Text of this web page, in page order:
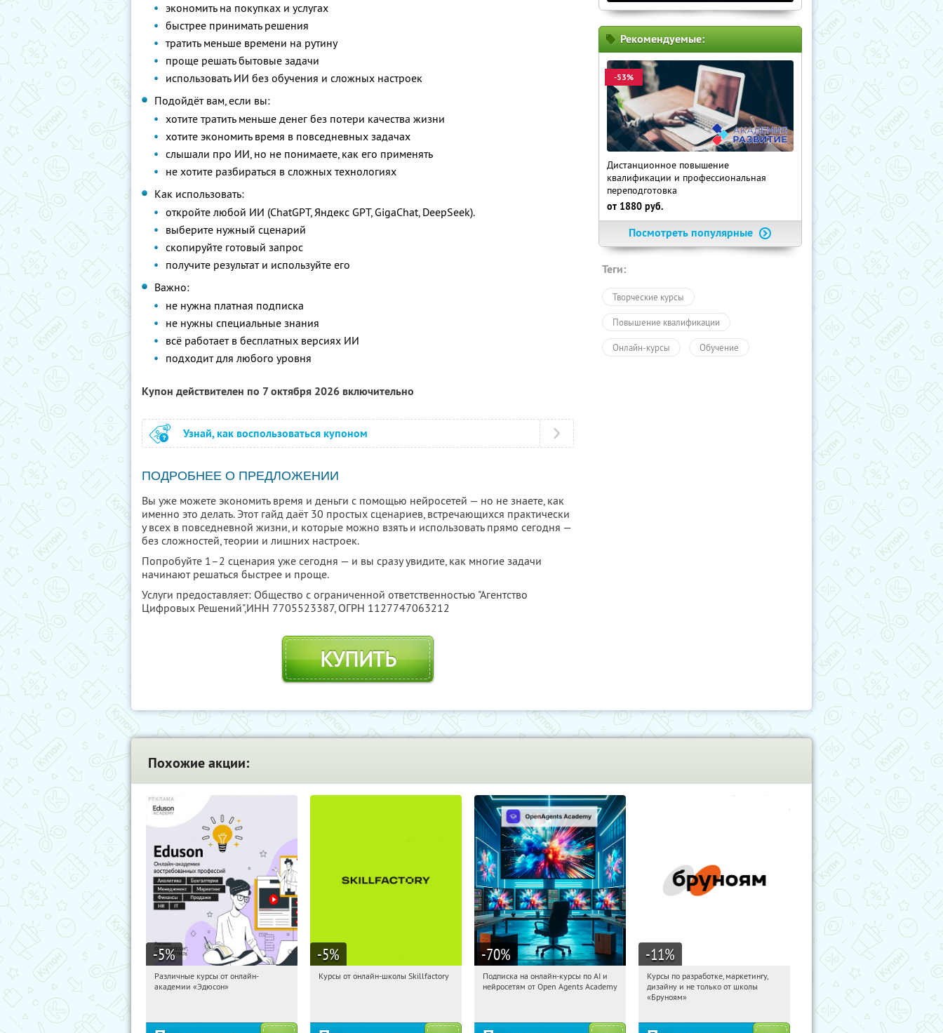
экономить на покупках и услугах
быстрее принимать решения
тратить меньше времени на рутину
проще решать бытовые задачи
использовать ИИ без обучения и сложных настроек
Подойдёт вам, если вы:
хотите тратить меньше денег без потери качества жизни
хотите экономить время в повседневных задачах
слышали про ИИ, но не понимаете, как его применять
не хотите разбираться в сложных технологиях
Как использовать:
откройте любой ИИ (ChatGPT, Яндекс GPT, GigaChat, DeepSeek).
выберите нужный сценарий
скопируйте готовый запрос
получите результат и используйте его
Важно:
не нужна платная подписка
не нужны специальные знания
всё работает в бесплатных версиях ИИ
подходит для любого уровня
Купон действителен по 7 октября 2026 включительно
Узнай, как воспользоваться купоном
ПОДРОБНЕЕ О ПРЕДЛОЖЕНИИ
Вы уже можете экономить время и деньги с помощью нейросетей — но не знаете, как
именно это делать. Этот гайд даёт 30 простых сценариев, встречающихся практически
у всех в повседневной жизни, и которые можно взять и использовать прямо сегодня —
без сложностей, теории и лишних настроек.
Попробуйте 1–2 сценария уже сегодня — и вы сразу увидите, как многие задачи
начинают решаться быстрее и проще.
Услуги предоставляет: Общество с ограниченной ответственностью "Агентство
Цифровых Решений",ИНН 7705523387, ОГРН 1127747063212
КУПИТЬ
Рекомендуемые:
-53%
Дистанционное повышение
квалификации и профессиональная
переподготовка
от 1880 руб.
Посмотреть популярные
Теги:
Творческие курсы
Повышение квалификации
Онлайн-курсы Обучение
Похожие акции:
-5%
02:14:42 Получили:
Различные курсы от онлайн-
академии «Эдюсон»
-5%
02:14:42
Получи первым!
Курсы от онлайн-школы Skillfactory
-70%
02:14:42 Получили:
Подписка на онлайн-курсы по AI и
нейросетям от Open Agents Academy
-11%
02:14:42
Получи первым!
Россия
Курсы по разработке, маркетингу,
дизайну и не только от школы
«Бруноям»